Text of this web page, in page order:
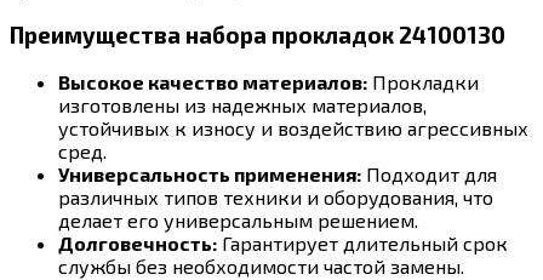
Преимущества набора прокладок 24100130
Высокое качество материалов: Прокладки
изготовлены из надежных материалов,
устойчивых к износу и воздействию агрессивных
сред.
Универсальность применения: Подходит для
различных типов техники и оборудования, что
делает его универсальным решением.
Долговечность: Гарантирует длительный срок
службы без необходимости частой замены.